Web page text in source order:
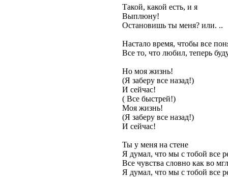
Такой, какой есть, и я
Выплюну!
Остановишь ты меня? или. ..
Настало время, чтобы все
Все то, что любил, теперь
Но моя жизнь!
(Я заберу все назад!)
И сейчас!
( Все быстрей!)
Моя жизнь!
(Я заберу все назад!)
И сейчас!
Ты у меня на стене
Я думал, что мы с тобой все
Все чувства словно как во
Я думал, что мы с тобой все